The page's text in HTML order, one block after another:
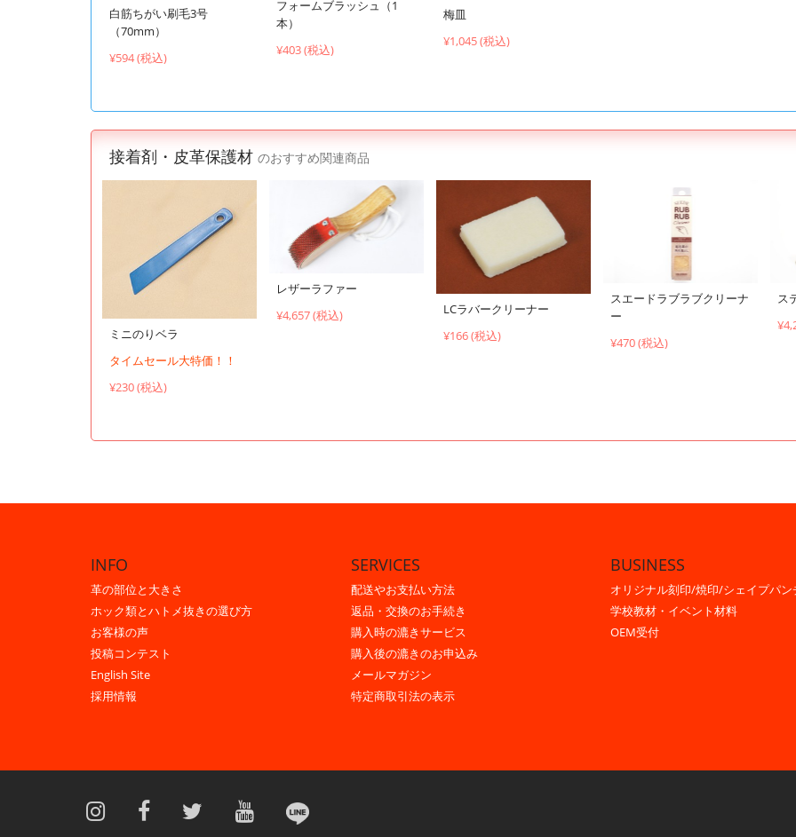
白筋ちがい刷毛3号
（70mm）
¥594 (税込)
フォームブラッシュ（1
本）
¥403 (税込)
梅皿
¥1,045 (税込)
接着剤・皮革保護材 のおすすめ関連商品
ミニのりベラ
タイムセール大特価！！
¥230 (税込)
レザーラファー
¥4,657 (税込)
LCラバークリーナー
¥166 (税込)
スエードラブラブクリーナ
ー
¥470 (税込)
ス
INFO
革の部位と大きさ
ホック類とハトメ抜きの選び方
お客様の声
投稿コンテスト
English Site
採用情報
SERVICES
配送やお支払い方法
返品・交換のお手続き
購入時の漉きサービス
購入後の漉きのお申込み
メールマガジン
特定商取引法の表示
BUSINESS
オリジナル刻印/焼印/シェイプパン
学校教材・イベント材料
OEM受付